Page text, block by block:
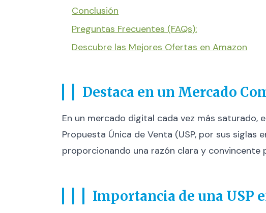
Conclusión
Preguntas Frecuentes (FAQs):
Descubre las Mejores Ofertas en Amazon
Destaca en un Mercado
En un mercado digital cada vez más saturado,
Propuesta Única de Venta (USP, por sus
proporcionando una razón clara y
Importancia de una USP